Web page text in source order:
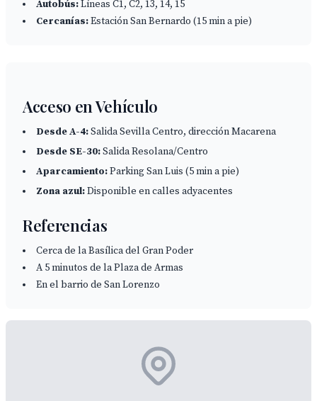
Autobús:Líneas C1, C2, 13, 14, 15
Cercanías:Estación San Bernardo (15 min a pie)
Acceso en Vehículo
Desde A-4:Salida Sevilla Centro, dirección Macarena
Desde SE-30:Salida Resolana/Centro
Aparcamiento:Parking San Luis (5 min a pie)
Zona azul:Disponible en calles adyacentes
Referencias
Cerca de la Basílica del Gran Poder
A 5 minutos de la Plaza de Armas
En el barrio de San Lorenzo